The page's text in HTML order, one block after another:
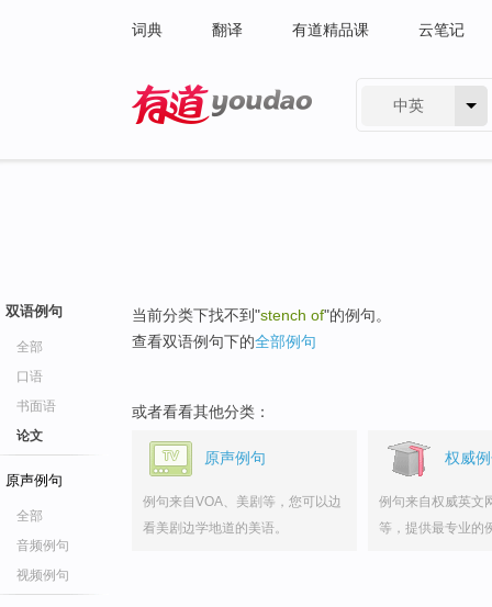
词典 翻译 有道精品课 云笔记
中英
双语例句
全部
口语
书面语
论文
原声例句
全部
音频例句
视频例句
当前分类下找不到"stench of"的例句。
查看双语例句下的全部例句
或者看看其他分类：
原声例句
例句来自VOA、美剧等，您可以边
看美剧边学地道的美语。
权威
例句来自权威英文
等，提供最专业的